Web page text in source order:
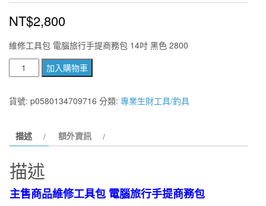
NT$2,800
維修工具包 電腦旅行手提商務包 14吋 黑色 2800
魚
工
具
修
具
包
電
加入購物車
貨號: p0580134709716 分類: 專業生財工具/釣具
描述 額外資訊
描述
主售商品維修工具包 電腦旅行手提商務包